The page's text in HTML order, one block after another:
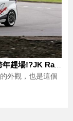
下一篇：C-HR& Sienta改裝(7-7)不改怎麼跨年趕場!?JK Racing Sienta
外觀，也是這個